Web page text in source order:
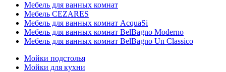
Мебель для ванных комнат
Мебель CEZARES
Мебель для ванных комнат AcquaSi
Мебель для ванных комнат BelBagno Moderno
Мебель для ванных комнат BelBagno Un Classico
Мойки подстолья
Мойки для кухни